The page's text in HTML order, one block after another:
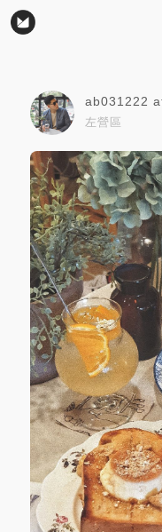
ab031222
左營區